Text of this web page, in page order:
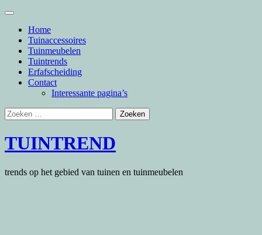
Skip
contentHome
Tuinaccessoires
Tuinmeubelen
Tuintrends
Erfafscheiding
Contact
Interessante pagina’s
Zoeken
naar:
TUINTREND
trends op het gebied van tuinen en tuinmeubelen